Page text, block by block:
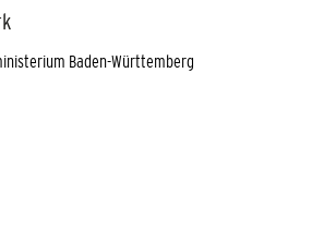
Baden-Württemberg